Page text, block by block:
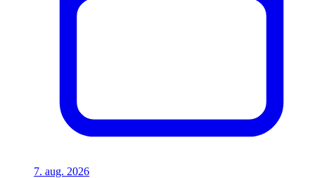
7. aug. 2026